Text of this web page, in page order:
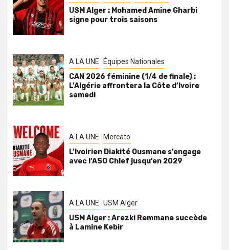
USM Alger : Mohamed Amine Gharbi
signe pour trois saisons
A LA UNE Équipes Nationales
CAN 2026 féminine (1/4 de finale) :
L’Algérie affrontera la Côte d’Ivoire
samedi
A LA UNE Mercato
L’Ivoirien Diakité Ousmane s’engage
avec l’ASO Chlef jusqu’en 2029
A LA UNE USM Alger
USM Alger : Arezki Remmane succède
à Lamine Kebir